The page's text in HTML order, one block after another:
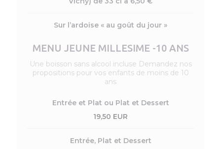
Sur l’ardoise « au goût du jour »
MENU JEUNE MILLESIME -10 ANS
Une boisson sans alcool incluse Demandez nos
propositions pour vos enfants de moins de 10
ans
Entrée et Plat ou Plat et Dessert
19,50 EUR
Entrée, Plat et Dessert